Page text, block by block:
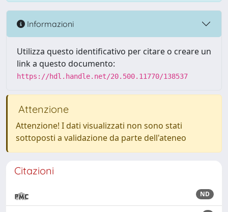
Informazioni
Utilizza questo identificativo per citare o creare un
link a questo documento:
https://hdl.handle.net/20.500.11770/138537
Attenzione
Attenzione! I dati visualizzati non sono stati
sottoposti a validazione da parte dell'ateneo
Citazioni
ND